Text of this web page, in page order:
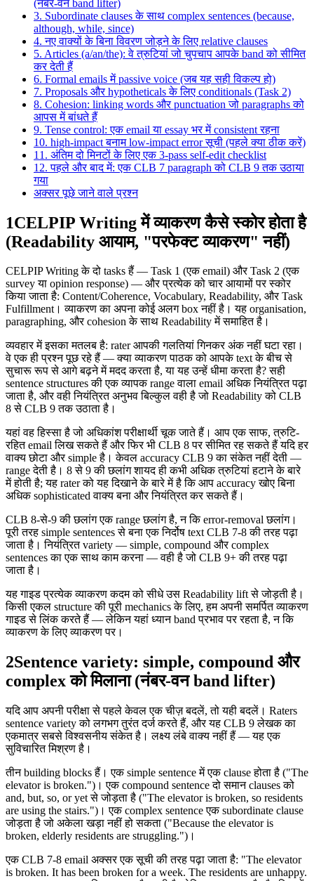
(नंबर-वन band lifter)
3. Subordinate clauses के साथ complex sentences (because,
although, while, since)
4. नए वाक्यों के बिना विवरण जोड़ने के लिए relative clauses
5. Articles (a/an/the): वे त्रुटियां जो चुपचाप आपके band को सीमित
कर देती हैं
6. Formal emails में passive voice (जब यह सही विकल्प हो)
7. Proposals और hypotheticals के लिए conditionals (Task 2)
8. Cohesion: linking words और punctuation जो paragraphs को
आपस में बांधते हैं
9. Tense control: एक email या essay भर में consistent रहना
10. high-impact बनाम low-impact error सूची (पहले क्या ठीक करें)
11. अंतिम दो मिनटों के लिए एक 3-pass self-edit checklist
12. पहले और बाद में: एक CLB 7 paragraph को CLB 9 तक उठाया
गया
अक्सर पूछे जाने वाले प्रश्न
1CELPIP Writing में व्याकरण कैसे स्कोर होता है
(Readability आयाम, "परफेक्ट व्याकरण" नहीं)
CELPIP Writing के दो tasks हैं — Task 1 (एक email) और Task 2 (एक
survey या opinion response) — और प्रत्येक को चार आयामों पर स्कोर
किया जाता है: Content/Coherence, Vocabulary, Readability, और Task
Fulfillment। व्याकरण का अपना कोई अलग box नहीं है। यह organisation,
paragraphing, और cohesion के साथ Readability में समाहित है।
व्यवहार में इसका मतलब है: rater आपकी गलतियां गिनकर अंक नहीं घटा रहा।
वे एक ही प्रश्न पूछ रहे हैं — क्या व्याकरण पाठक को आपके text के बीच से
सुचारू रूप से आगे बढ़ने में मदद करता है, या यह उन्हें धीमा करता है? सही
sentence structures की एक व्यापक range वाला email अधिक नियंत्रित पढ़ा
जाता है, और वही नियंत्रित अनुभव बिल्कुल वही है जो Readability को CLB
8 से CLB 9 तक उठाता है।
यहां वह हिस्सा है जो अधिकांश परीक्षार्थी चूक जाते हैं। आप एक साफ, त्रुटि-
रहित email लिख सकते हैं और फिर भी CLB 8 पर सीमित रह सकते हैं यदि हर
वाक्य छोटा और simple है। केवल accuracy CLB 9 का संकेत नहीं देती —
range देती है। 8 से 9 की छलांग शायद ही कभी अधिक त्रुटियां हटाने के बारे
में होती है; यह rater को यह दिखाने के बारे में है कि आप accuracy खोए बिना
अधिक sophisticated वाक्य बना और नियंत्रित कर सकते हैं।
CLB 8-से-9 की छलांग एक range छलांग है, न कि error-removal छलांग।
पूरी तरह simple sentences से बना एक निर्दोष text CLB 7-8 की तरह पढ़ा
जाता है। नियंत्रित variety — simple, compound और complex
sentences का एक साथ काम करना — वही है जो CLB 9+ की तरह पढ़ा
जाता है।
यह गाइड प्रत्येक व्याकरण कदम को सीधे उस Readability lift से जोड़ती है।
किसी एकल structure की पूरी mechanics के लिए, हम अपनी समर्पित व्याकरण
गाइड से लिंक करते हैं — लेकिन यहां ध्यान band प्रभाव पर रहता है, न कि
व्याकरण के लिए व्याकरण पर।
2Sentence variety: simple, compound और
complex को मिलाना (नंबर-वन band lifter)
यदि आप अपनी परीक्षा से पहले केवल एक चीज़ बदलें, तो यही बदलें। Raters
sentence variety को लगभग तुरंत दर्ज करते हैं, और यह CLB 9 लेखक का
एकमात्र सबसे विश्वसनीय संकेत है। लक्ष्य लंबे वाक्य नहीं हैं — यह एक
सुविचारित मिश्रण है।
तीन building blocks हैं। एक simple sentence में एक clause होता है ("The
elevator is broken.")। एक compound sentence दो समान clauses को
and, but, so, or yet से जोड़ता है ("The elevator is broken, so residents
are using the stairs.")। एक complex sentence एक subordinate clause
जोड़ता है जो अकेला खड़ा नहीं हो सकता ("Because the elevator is
broken, elderly residents are struggling.")।
एक CLB 7-8 email अक्सर एक सूची की तरह पढ़ा जाता है: "The elevator
is broken. It has been broken for a week. The residents are unhappy.